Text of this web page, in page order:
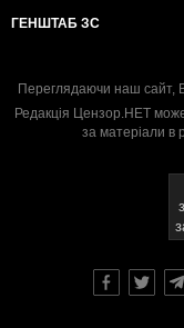
ГЕНШТАБ ЗС
Переглядаючи наш сайт,
Редакція Цензор.НЕТ може
за матеріали в